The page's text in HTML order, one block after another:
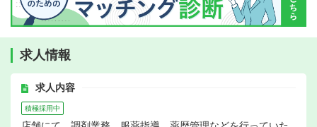
求人情報
求人内容
積極採用中